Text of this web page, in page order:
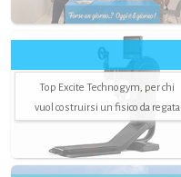
Top Excite Technogym, per chi
vuol costruirsi un fisico da regata